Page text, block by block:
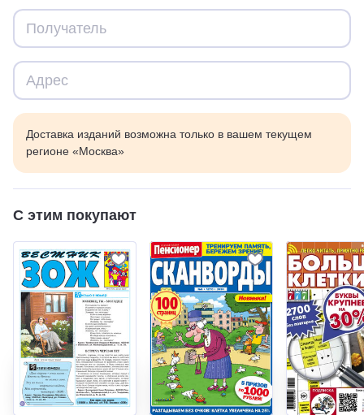
Доставка изданий возможна только в вашем текущем
регионе «Москва»
С этим покупают